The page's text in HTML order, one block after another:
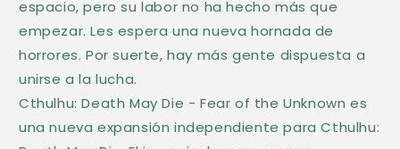
d
o
d
e
s
espacio, pero su labor no ha hecho más que
empezar. Les espera una nueva hornada de
horrores. Por suerte, hay más gente dispuesta a
unirse a la lucha.
Cthulhu: Death May Die - Fear of the Unknown es
una nueva expansión independiente para Cthulhu: